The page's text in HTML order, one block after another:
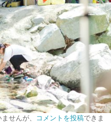
せんが、 コメントを投稿できま